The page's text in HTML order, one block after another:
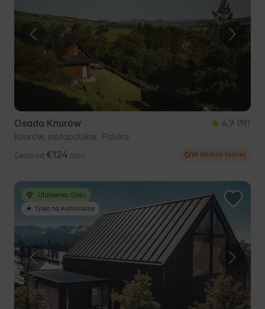
Osada Knurów 4.9 (19)
Knurów, małopolskie, Polska
Cena od €124 /noc W klubie taniej
Ulubieniec Gości
Tylko na AlohaCamp